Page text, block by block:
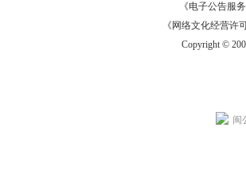
《电子公告服务
《网络文化经营许
Copyright ©
闽